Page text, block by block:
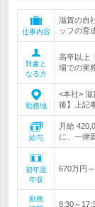
仕事内容
滋賀の自
ッフの育
対象と
なる方
高卒以上
場での実
勤務地
<本社>
後】上記
給与
月給
に、一律
初年度
年収
670万円
勤務
8:30～